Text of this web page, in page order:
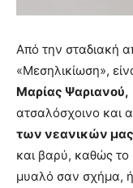
Από την σταδιακή
«Μεσηλικίωση»,
Μαρίας Ψαριανού,
ατσαλόσχοινο και
των νεανικών
και βαρύ, καθώς
μυαλό σαν σχήμα,